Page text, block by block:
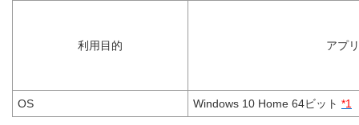
利用目的 アプ
OS Windows 10 Home 64ビット *1